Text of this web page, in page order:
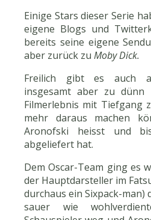
Einige Stars dieser Serie
eigene Blogs und
bereits seine eigene
aber zurück zu Moby Dick.
Freilich gibt es auch
insgesamt aber zu dünn
Filmerlebnis mit Tiefgang
mehr daraus machen
Aronofski heisst und
abgeliefert hat.
Dem Oscar-Team ging es
der Hauptdarsteller im
durchaus ein Sixpack-man)
sauer wie